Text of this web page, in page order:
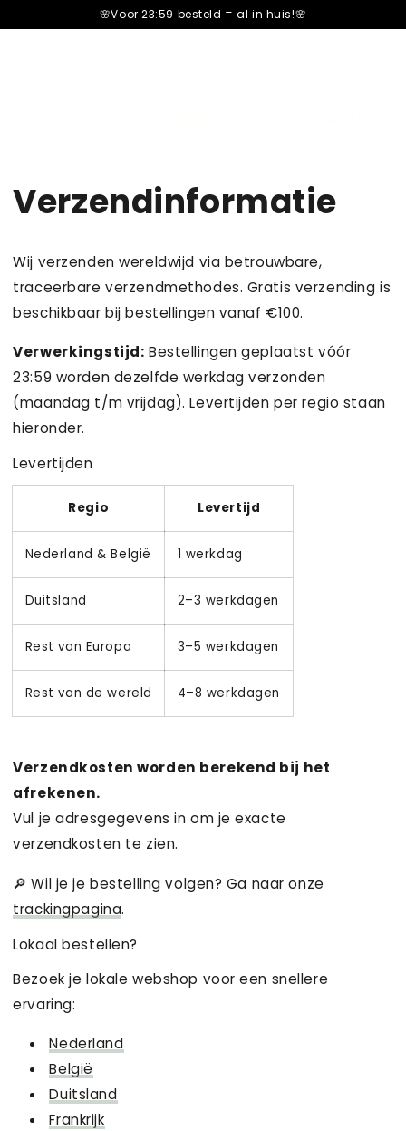
â–¡
🌸Voor 23:59 besteld =al in huis!🌸
Verzendinformatie
Wij verzenden wereldwijd via betrouwbare,
traceerbare verzendmethodes. Gratis verzending is
beschikbaar bij bestellingen vanaf €100.
Verwerkingstijd: Bestellingen geplaatst vóór
23:59 worden dezelfde werkdag verzonden
(maandag t/m vrijdag). Levertijden per regio staan
hieronder.
Levertijden
Regio Levertijd
Nederland & België 1 werkdag
Duitsland 2–3 werkdagen
Rest van Europa 3–5 werkdagen
Rest van de wereld 4–8 werkdagen
Verzendkosten worden berekend bij het
afrekenen.
Vul je adresgegevens in om je exacte
verzendkosten te zien.
🔎 Wil je je bestelling volgen? Ga naar onze
trackingpagina.
Lokaal bestellen?
Bezoek je lokale webshop voor een snellere
ervaring:
Nederland
België
Duitsland
Frankrijk